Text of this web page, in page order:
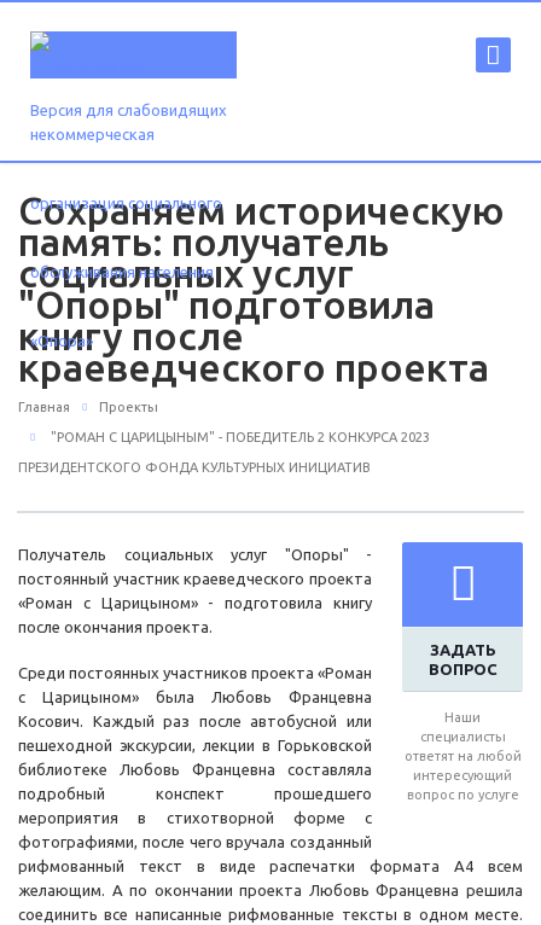
Версия для слабовидящих
Сохраняем историческую
память: получатель
социальных услуг
"Опоры" подготовила
книгу после
краеведческого проекта
Главная Проекты
"РОМАН С ЦАРИЦЫНЫМ" - ПОБЕДИТЕЛЬ 2 КОНКУРСА 2023
ПРЕЗИДЕНТСКОГО ФОНДА КУЛЬТУРНЫХ ИНИЦИАТИВ
ЗАДАТЬ
ВОПРОС
Наши
специалисты
ответят на любой
интересующий
вопрос по услуге
Получатель социальных услуг "Опоры" -
постоянный участник краеведческого проекта
«Роман с Царицыном» - подготовила книгу
после окончания проекта.
Среди постоянных участников проекта «Роман
с Царицыном» была Любовь Францевна
Косович. Каждый раз после автобусной или
пешеходной экскурсии, лекции в Горьковской
библиотеке Любовь Францевна составляла
подробный конспект прошедшего
мероприятия в стихотворной форме с
фотографиями, после чего вручала созданный
рифмованный текст в виде распечатки формата А4 всем
желающим. А по окончании проекта Любовь Францевна решила
соединить все написанные рифмованные тексты в одном месте.